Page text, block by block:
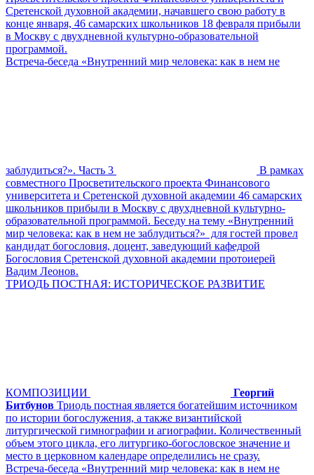
Сретенской духовной академии, начавшего свою работу в
конце января, 46 самарских школьников 18 февраля прибыли
в Москву с двухдневной культурно-образовательной
программой.
Встреча-беседа «Внутренний мир человека: как в нем не
заблудиться?». Часть 3
В рамках
совместного Просветительского проекта Финансового
университета и Сретенской духовной академии 46 самарских
школьников прибыли в Москву с двухдневной культурно-
образовательной программой. Беседу на тему «Внутренний
мир человека: как в нем не заблудиться?» для гостей провел
кандидат богословия, доцент, заведующий кафедрой
Богословия Сретенской духовной академии протоиерей
Вадим Леонов.
ТРИОДЬ ПОСТНАЯ: ИСТОРИЧЕСКОЕ РАЗВИТИЕ
КОМПОЗИЦИИ
Георгий
Битбунов Триодь постная является богатейшим источником
по истории богослужения, а также византийской
литургической гимнографии и агиографии. Количественный
объем этого цикла, его литургико-богословское значение и
место в церковном календаре определились не сразу.
Встреча-беседа «Внутренний мир человека: как в нем не